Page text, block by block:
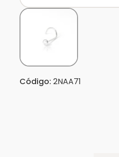
Código: 2NAA71